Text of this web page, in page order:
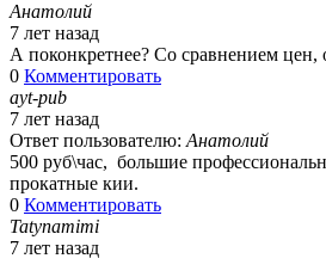
Анатолий
7 лет назад
А поконкретнее? Со сравнением цен,
0 Комментировать
ayt-pub
7 лет назад
Ответ пользователю: Анатолий
500 руб\час, большие
прокатные кии.
0 Комментировать
Tatynamimi
7 лет назад